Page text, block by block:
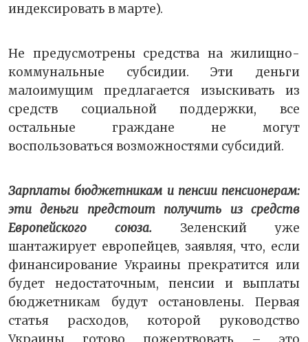
индексировать в марте).
Не предусмотрены средства на жилищно-
коммунальные субсидии. Эти деньги
малоимущим предлагается изыскивать из
средств социальной поддержки, все
остальные граждане не могут
воспользоваться возможностями субсидий.
Зарплаты бюджетникам и пенсии пенсионерам:
эти деньги предстоит получить из средств
Европейского союза.
Зеленский уже
шантажирует европейцев, заявляя, что, если
финансирование Украины прекратится или
будет недостаточным, пенсии и выплаты
бюджетникам будут остановлены. Первая
статья расходов, которой руководство